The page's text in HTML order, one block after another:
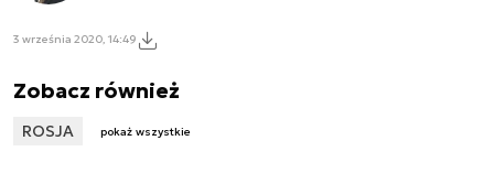
3 września 2020, 14:49
Zobacz również
ROSJA pokaż wszystkie